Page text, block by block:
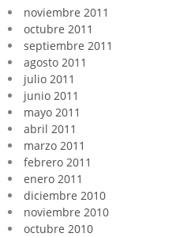
noviembre 2011
octubre 2011
septiembre 2011
agosto 2011
julio 2011
junio 2011
mayo 2011
abril 2011
marzo 2011
febrero 2011
enero 2011
diciembre 2010
noviembre 2010
octubre 2010